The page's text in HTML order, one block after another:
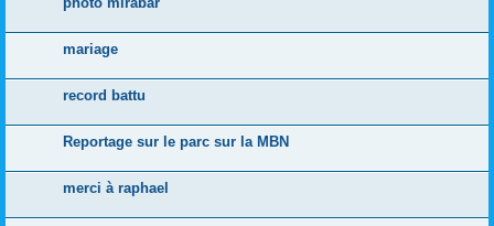
mariage
record battu
Reportage sur le parc sur la MBN
merci à raphael